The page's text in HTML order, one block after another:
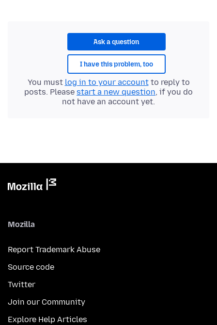
Ask a question
I have this problem, too
You must log in to your accountto reply to
posts. Please start a new question, if you do
not have an account yet.
Mozilla
Report Trademark Abuse
Source code
Twitter
Join our Community
Explore Help Articles